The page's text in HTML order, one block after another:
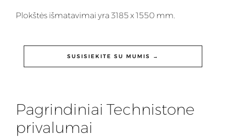
Plokštės išmatavimai yra 3185 x 1550 mm.
SUSISIEKITE SU MUMIS →
Pagrindiniai Technistone
privalumai